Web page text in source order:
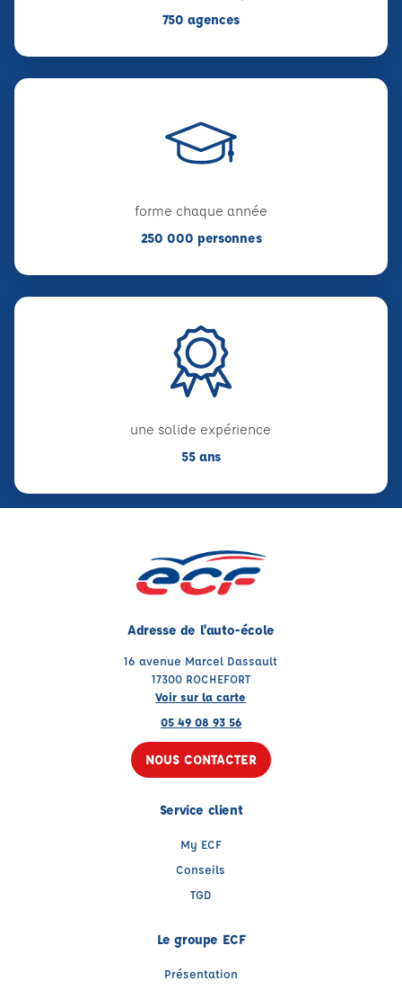
750 agences
forme chaque année
250 000 personnes
une solide expérience
55 ans
Adresse de l'auto-école
16 avenue Marcel Dassault
17300 ROCHEFORT
Voir sur la carte
05 49 08 93 56
NOUS CONTACTER
Service client
My ECF
Conseils
TGD
Le groupe ECF
Présentation